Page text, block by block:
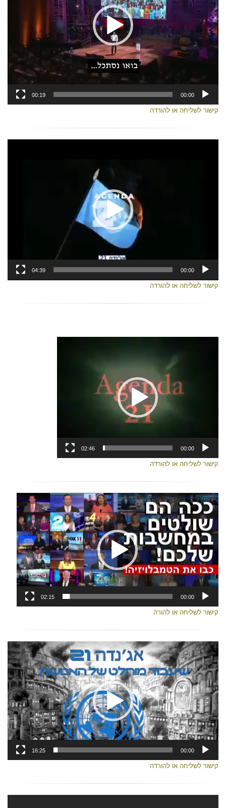
00:00
00:19
קישור לשליחה או להורדה
00:00
04:39
קישור לשליחה או להורדה
00:00
02:46
קישור לשליחה או להורדה
נגן
וידאו
00:00
02:15
קישור לשליחה או להורה
נגן
וידאו
00:00
16:25
קישור לשליחה או להורדה